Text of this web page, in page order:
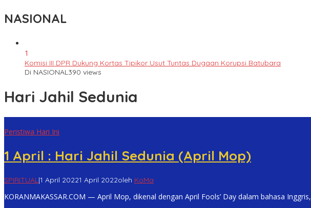
NASIONAL
1
Komisi III DPR Dukung Kortas Tipikor Usut Tuntas Dugaan Korupsi Batubara
Di NASIONAL390 views
Hari Jahil Sedunia
Peristiwa Hari Ini
1 April : Hari Jahil Sedunia (April Mop)
SPIRITUAL|1 April 20221 April 2022oleh KoMa
KORANMAKASSAR.COM — April Mop, dikenal dengan April Fools’ Day dalam bahasa Inggris,